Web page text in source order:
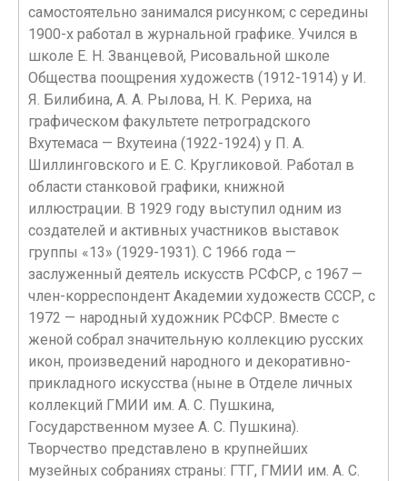
самостоятельно занимался рисунком; с середины
1900-х работал в журнальной графике. Учился в
школе Е. Н. Званцевой, Рисовальной школе
Общества поощрения художеств (1912-1914) у И.
Я. Билибина, А. А. Рылова, Н. К. Рериха, на
графическом факультете петроградского
Вхутемаса — Вхутеина (1922-1924) у П. А.
Шиллинговского и Е. С. Кругликовой. Работал в
области станковой графики, книжной
иллюстрации. В 1929 году выступил одним из
создателей и активных участников выставок
группы «13» (1929-1931). С 1966 года —
заслуженный деятель искусств РСФСР, с 1967 —
член-корреспондент Академии художеств СССР, с
1972 — народный художник РСФСР. Вместе с
женой собрал значительную коллекцию русских
икон, произведений народного и декоративно-
прикладного искусства (ныне в Отделе личных
коллекций ГМИИ им. А. С. Пушкина,
Государственном музее А. С. Пушкина).
Творчество представлено в крупнейших
музейных собраниях страны: ГТГ, ГМИИ им. А. С.